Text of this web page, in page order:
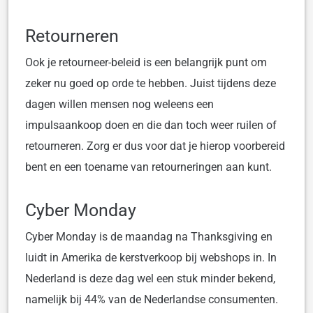
Retourneren
Ook je retourneer-beleid is een belangrijk punt om
zeker nu goed op orde te hebben. Juist tijdens deze
dagen willen mensen nog weleens een
impulsaankoop doen en die dan toch weer ruilen of
retourneren. Zorg er dus voor dat je hierop voorbereid
bent en een toename van retourneringen aan kunt.
Cyber Monday
Cyber Monday is de maandag na Thanksgiving en
luidt in Amerika de kerstverkoop bij webshops in. In
Nederland is deze dag wel een stuk minder bekend,
namelijk bij 44% van de Nederlandse consumenten.